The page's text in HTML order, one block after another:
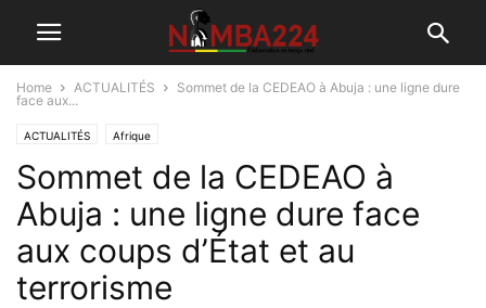
Home ACTUALITÉS
Sommet de la CEDEAO à Abuja : une ligne dure
face aux...
ACTUALITÉS Afrique
Sommet de la CEDEAO à
Abuja : une ligne dure face
aux coups d’État et au
terrorisme